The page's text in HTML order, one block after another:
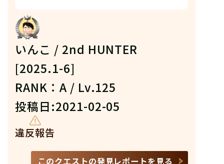
いんこ / 2nd HUNTER
[2025.1-6]
RANK：A / Lv.125
投稿日:2021-02-05
違反報告
このクエストの発見レポートを見る